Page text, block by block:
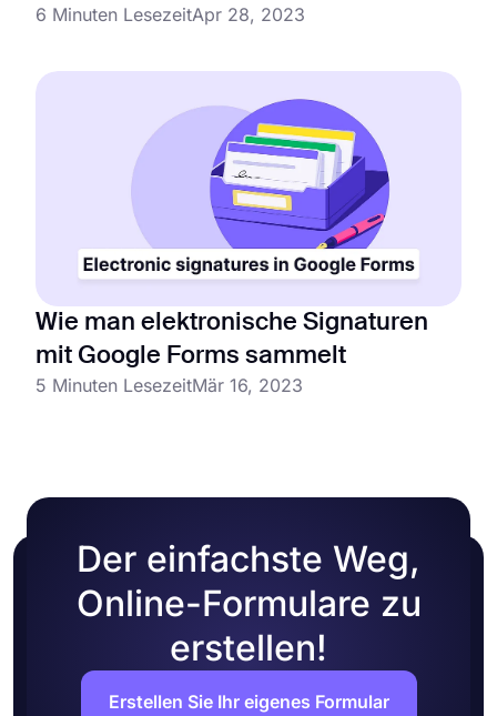
6 Minuten LesezeitApr 28, 2023
Wie man elektronische Signaturen
mit Google Forms sammelt
5 Minuten LesezeitMär 16, 2023
Der einfachste Weg,
Online-Formulare zu
erstellen!
Erstellen Sie Ihr eigenes Formular